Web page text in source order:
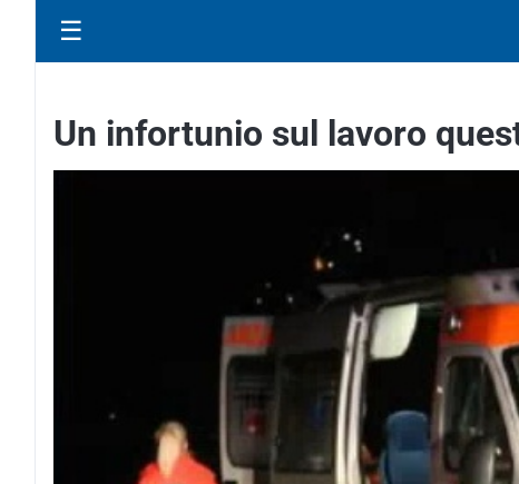
☰
Un infortunio sul lavoro